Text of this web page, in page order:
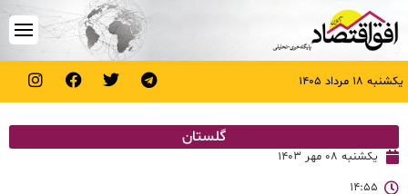
یکشنبه ۱۸ مرداد ۱۴۰۵
گلستان
یکشنبه ۰۸ مهر ۱۴۰۳
۱۴:۵۵